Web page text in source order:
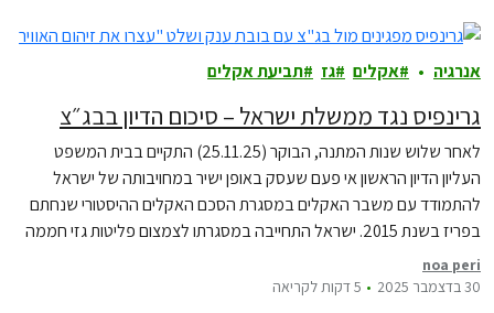
אנרגיה אקלים גז תביעת אקלים
גרינפיס נגד ממשלת ישראל – סיכום הדיון בבג״צ
לאחר שלוש שנות המתנה, הבוקר (25.11.25) התקיים בבית המשפט
העליון הדיון הראשון אי פעם שעסק באופן ישיר במחויבותה של ישראל
להתמודד עם משבר האקלים במסגרת הסכם האקלים ההיסטורי שנחתם
בפריז בשנת 2015. ישראל התחייבה במסגרתו לצמצום פליטות גזי חממה
השופטים נעם סולברג, דוד מינץ…
noa peri
30 בדצמבר 2025
5 דקות לקריאה